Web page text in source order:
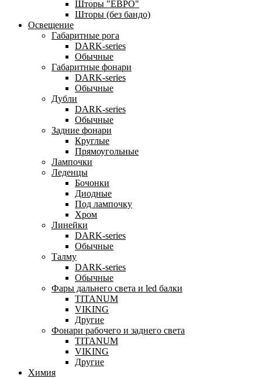
Шторы "ЕВРО"
Шторы (без бандо)
Освещение
Габаритные рога
DARK-series
Обычные
Габаритные фонари
DARK-series
Обычные
Дубли
DARK-series
Обычные
Задние фонари
Круглые
Прямоугольные
Лампочки
Леденцы
Бочонки
Диодные
Под лампочку
Хром
Линейки
DARK-series
Обычные
Талму
DARK-series
Обычные
Фары дальнего света и led балки
TITANUM
VIKING
Другие
Фонари рабочего и заднего света
TITANUM
VIKING
Другие
Химия